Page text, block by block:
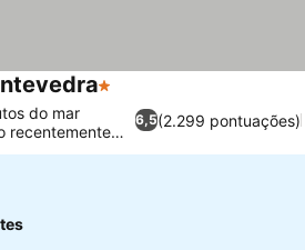
1 Estrelas
6,5(2.299 pontuações)
do mar
recentemente